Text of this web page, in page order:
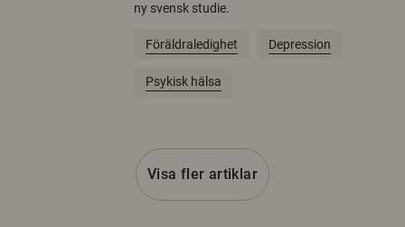
ny svensk studie.
Föräldraledighet Depression
Psykisk hälsa
Visa fler artiklar